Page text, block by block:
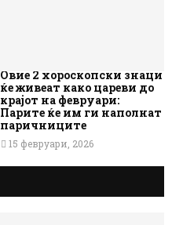
Овие 2 хороскопски знаци
ќе живеат како цареви до
крајот на февруари:
Парите ќе им ги наполнат
паричниците
15 февруари, 2026